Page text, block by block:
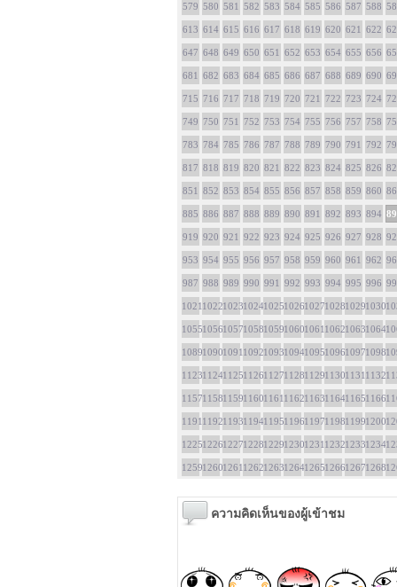
579 580 581 582 583 584 585 586 587 588
613 614 615 616 617 618 619 620 621 622
647 648 649 650 651 652 653 654 655 656
681 682 683 684 685 686 687 688 689 690
715 716 717 718 719 720 721 722 723 724
749 750 751 752 753 754 755 756 757 758
783 784 785 786 787 788 789 790 791 792
817 818 819 820 821 822 823 824 825 826
851 852 853 854 855 856 857 858 859 860
885 886 887 888 889 890 891 892 893 894
919 920 921 922 923 924 925 926 927 928
953 954 955 956 957 958 959 960 961 962
987 988 989 990 991 992 993 994 995 996
1021102210231024102510261027102810291030
1055105610571058105910601061106210631064
1089109010911092109310941095109610971098
1123112411251126112711281129113011311132
1157115811591160116111621163116411651166
1191119211931194119511961197119811991200
1225122612271228122912301231123212331234
1259126012611262126312641265126612671268
ความคิดเห็นของผู้เข้าชม